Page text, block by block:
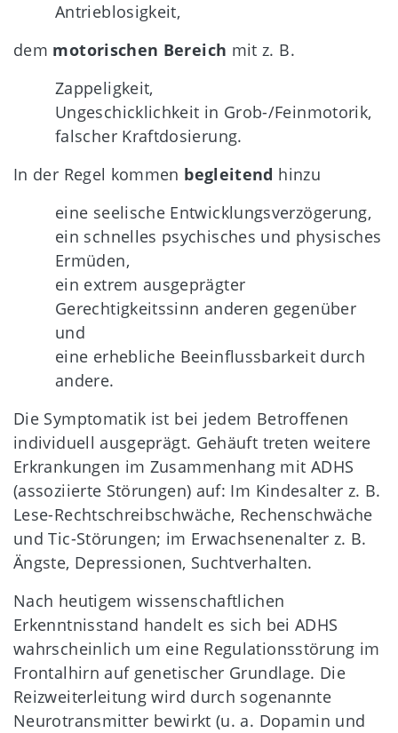
Antrieblosigkeit,
dem motorischen Bereich mit z. B.
Zappeligkeit,
Ungeschicklichkeit in Grob-/Feinmotorik,
falscher Kraftdosierung.
In der Regel kommen begleitend hinzu
eine seelische Entwicklungsverzögerung,
ein schnelles psychisches und physisches
Ermüden,
ein extrem ausgeprägter
Gerechtigkeitssinn anderen gegenüber
und
eine erhebliche Beeinflussbarkeit durch
andere.
Die Symptomatik ist bei jedem Betroffenen
individuell ausgeprägt. Gehäuft treten weitere
Erkrankungen im Zusammenhang mit ADHS
(assoziierte Störungen) auf: Im Kindesalter z. B.
Lese-Rechtschreibschwäche, Rechenschwäche
und Tic-Störungen; im Erwachsenenalter z. B.
Ängste, Depressionen, Suchtverhalten.
Nach heutigem wissenschaftlichen
Erkenntnisstand handelt es sich bei ADHS
wahrscheinlich um eine Regulationsstörung im
Frontalhirn auf genetischer Grundlage. Die
Reizweiterleitung wird durch sogenannte
Neurotransmitter bewirkt (u. a. Dopamin und